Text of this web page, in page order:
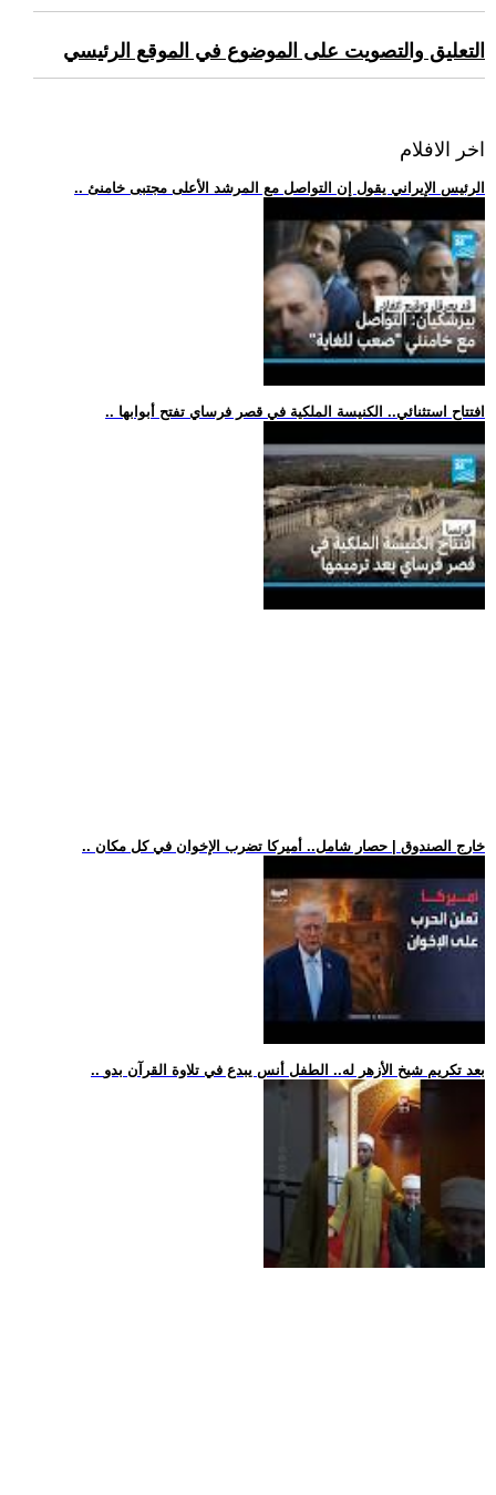
التعليق والتصويت على الموضوع في الموقع الرئيسي
اخر الافلام
.. الرئيس الإيراني يقول إن التواصل مع المرشد الأعلى مجتبى خامنئ
.. افتتاح استثنائي.. الكنيسة الملكية في قصر فرساي تفتح أبوابها
.. خارج الصندوق | حصار شامل.. أميركا تضرب الإخوان في كل مكان
.. بعد تكريم شيخ الأزهر له.. الطفل أنس يبدع في تلاوة القرآن بدو